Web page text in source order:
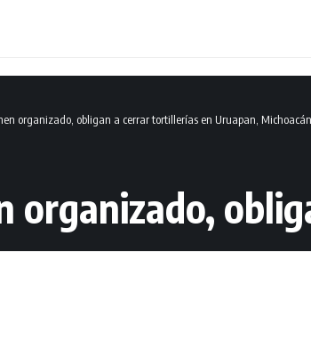
organizado, obligan a cerrar tortillerías en Uruapan, Michoacán.
organizado,